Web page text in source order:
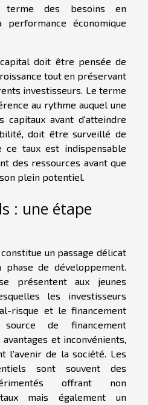
des besoins en
économique
doit être pensée de
tout en préservant
investisseurs. Le terme
au rythme auquel une
capitaux avant d'atteindre
doit être surveillé de
ce taux est indispensable
des ressources avant que
plein potentiel.
: une étape
un passage délicat
de développement.
présentent aux jeunes
les investisseurs
risque et le financement
source de financement
et inconvénients,
l'avenir de la société. Les
sont souvent des
offrant non
mais également un